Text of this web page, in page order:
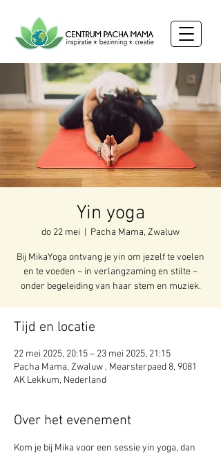
Yin yoga
do 22 mei Pacha Mama, Zwaluw
Bij MikaYoga ontvang je yin om jezelf te voelen
en te voeden ~ in verlangzaming en stilte ~
onder begeleiding van haar stem en muziek.
Tijd en locatie
22 mei 2025, 20:15 – 23 mei 2025, 21:15
Pacha Mama, Zwaluw , Mearsterpaed 8, 9081
AK Lekkum, Nederland
Over het evenement
Kom je bij Mika voor een sessie yin yoga, dan